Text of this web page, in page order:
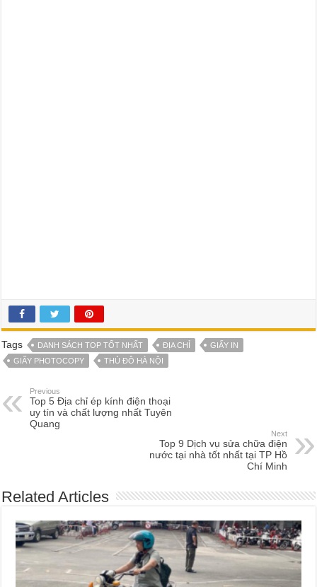
Tags DANH SÁCH TOP TỐT NHẤT ĐỊA CHỈ
GIẤY IN
GIẤY PHOTOCOPY
THỦ ĐÔ HÀ NỘI
Previous
Top 5 Địa chỉ ép kính điện thoại
uy tín và chất lượng nhất Tuyên
Quang
Next
Top 9 Dịch vụ sửa chữa điện
nước tại nhà tốt nhất tại TP Hồ
Chí Minh
Related Articles